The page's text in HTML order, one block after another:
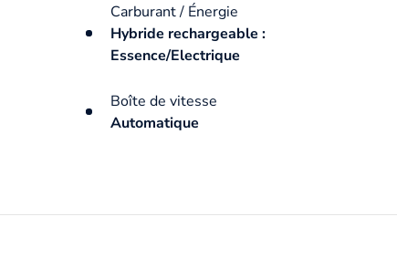
Carburant / Énergie
Hybride rechargeable :
Essence/Electrique
Boîte de vitesse
Automatique